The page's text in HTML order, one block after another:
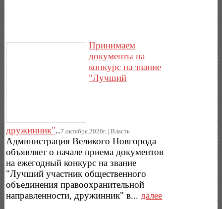
Принимаем
документы на
конкурс на звание
"Лучший
дружинник"..7.октября.2020г..|.Власть
Администрация Великого Новгорода
объявляет о начале приема документов
на ежегодный конкурс на звание
"Лучший участник общественного
объединения правоохранительной
направленности, дружинник" в... далее